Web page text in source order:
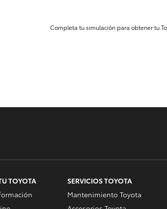
Completa tu simulación para obtener tu
TOYOTA
SERVICIOS TOYOTA
Mantenimiento Toyota